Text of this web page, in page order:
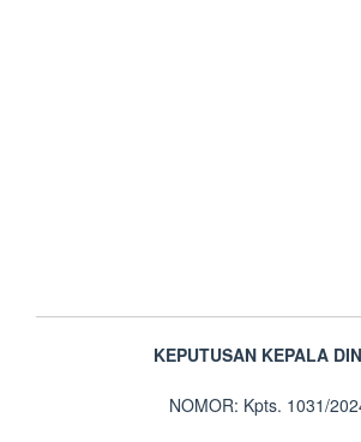
KEPUTUSAN KEPALA
NOMOR: Kpts. 1031/